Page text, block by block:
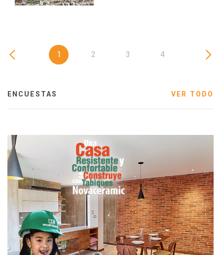
1 2 3 4
ENCUESTAS VER TODO